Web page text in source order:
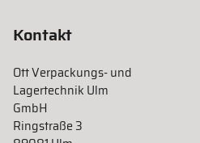
Kontakt
Ott Verpackungs- und
Lagertechnik Ulm
GmbH
Ringstraße 3